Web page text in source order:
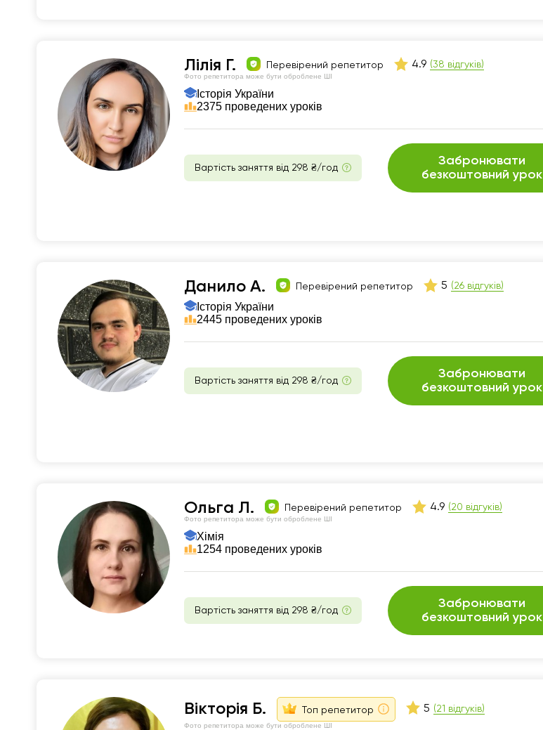
Лілія Г. Перевірений репетитор 4.9 (38 відгуків)
Фото репетитора може бути оброблене ШІ
Історія України
2375 проведених уроків
Вартість заняття від 298 ₴/год
Забронювати
безкоштовний урок
Данило А. Перевірений репетитор 5 (26 відгуків)
Історія України
2445 проведених уроків
Вартість заняття від 298 ₴/год
Забронювати
безкоштовний урок
Ольга Л. Перевірений репетитор 4.9 (20 відгуків)
Фото репетитора може бути оброблене ШІ
Хімія
1254 проведених уроків
Вартість заняття від 298 ₴/год
Забронювати
безкоштовний урок
Вiкторія Б. Топ репетитор 5 (21 відгуків)
Фото репетитора може бути оброблене ШІ